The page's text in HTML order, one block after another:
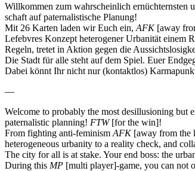
Willkommen zum wahrscheinlich ernüchternsten
schaft auf paternalistische Planung!
Mit 26 Karten laden wir Euch ein, AFK[away
Lefebvres Konzept heterogener Urbanität einem
Regeln, tretet in Aktion gegen die
Die Stadt für alle steht auf dem Spiel. Euer
Dabei könnt Ihr nicht nur (kontaktlos)
—
Welcome to probably the most desillusioning but
paternalistic planning! FTW[for the win]!
From fighting anti-feminism AFK[away from the
heterogeneous urbanity to a reality check, and
The city for all is at stake. Your end boss: the
During this MP [multi player]-game, you can not